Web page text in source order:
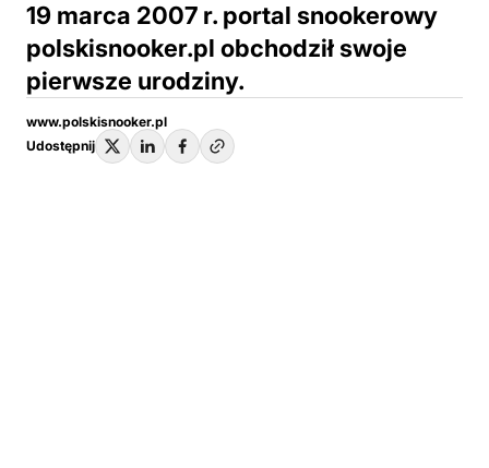
19 marca 2007 r. portal snookerowy
polskisnooker.pl obchodził swoje
pierwsze urodziny.
www.polskisnooker.pl
Udostępnij